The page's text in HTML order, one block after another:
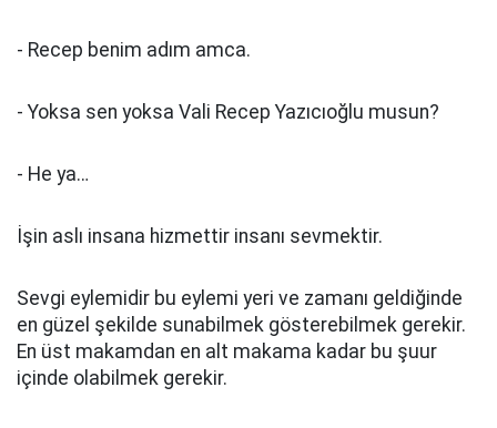
- Recep benim adım amca.
- Yoksa sen yoksa Vali Recep Yazıcıoğlu musun?
- He ya…
İşin aslı insana hizmettir insanı sevmektir.
Sevgi eylemidir bu eylemi yeri ve zamanı geldiğinde
en güzel şekilde sunabilmek gösterebilmek gerekir.
En üst makamdan en alt makama kadar bu şuur
içinde olabilmek gerekir.